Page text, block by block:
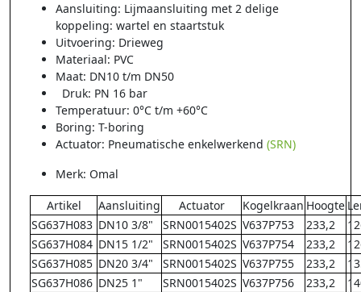
Aansluiting: Lijmaansluiting met 2 delige
koppeling: wartel en staartstuk
Uitvoering: Drieweg
Materiaal: PVC
Maat: DN10 t/m DN50
Druk: PN 16 bar
Temperatuur: 0°C t/m +60°C
Boring: T-boring
Actuator: Pneumatische enkelwerkend (SRN)
Merk: Omal
Artikel Aansluiting Actuator Kogelkraan Hoogte
SG637H083 DN10 3/8" SRN0015402S V637P753 233,2
SG637H084 DN15 1/2" SRN0015402S V637P754 233,2
SG637H085 DN20 3/4" SRN0015402S V637P755 233,2
SG637H086 DN25 1" SRN0015402S V637P756 233,2